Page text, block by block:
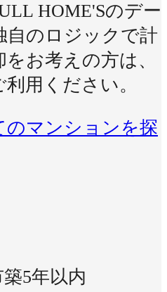
HOME'Sのデー
自のロジックで計
お考えの方は、
用ください。
のマンションを探
築5年以内